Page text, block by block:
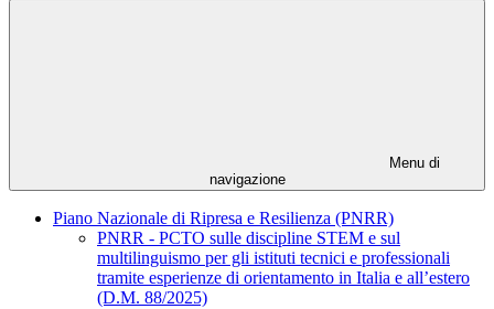
Menu di
navigazione
Piano Nazionale di Ripresa e Resilienza (PNRR)
PNRR - PCTO sulle discipline STEM e sul
multilinguismo per gli istituti tecnici e professionali
tramite esperienze di orientamento in Italia e all’estero
(D.M. 88/2025)